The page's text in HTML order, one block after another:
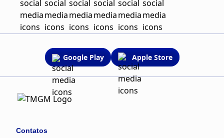
Google Play Apple Store
Contatos